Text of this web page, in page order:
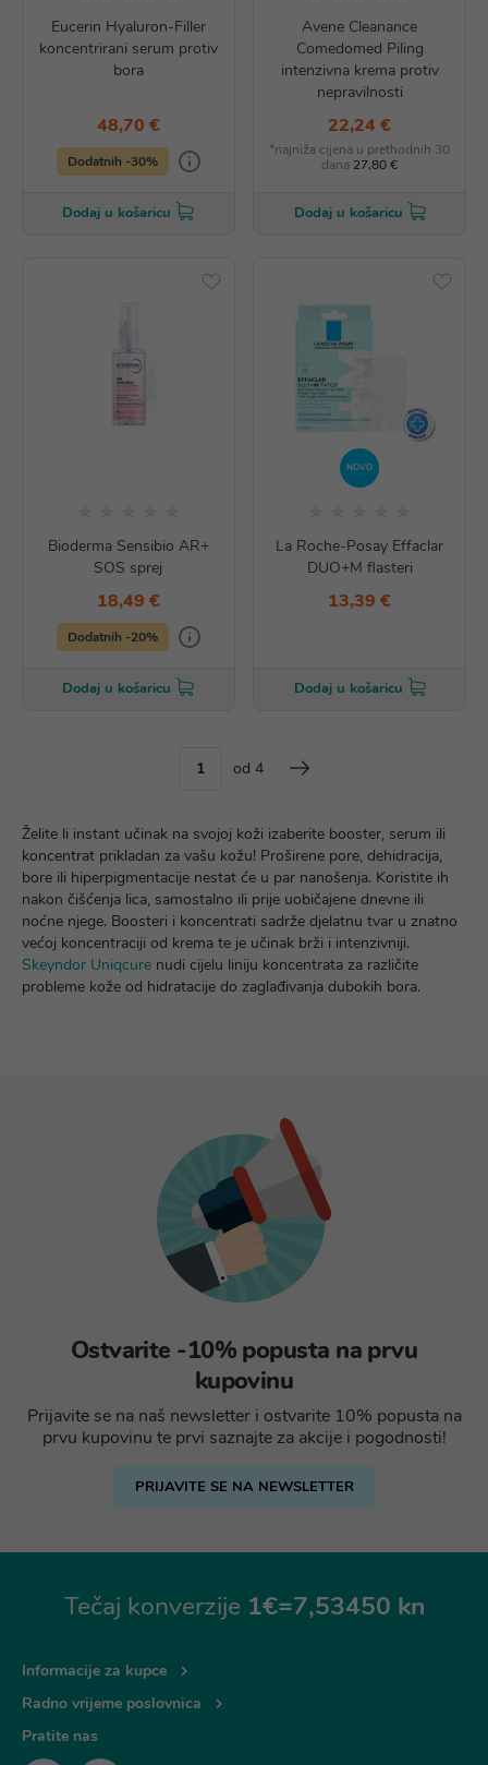
Eucerin Hyaluron-Filler
koncentrirani serum protiv
bora
48,70 €
Dodatnih -30%
Dodaj u košaricu
Avene Cleanance
Comedomed Piling
intenzivna krema protiv
nepravilnosti
22,24 €
*najniža cijena u prethodnih 30
dana 27,80 €
Dodaj u košaricu
Bioderma Sensibio AR+
SOS sprej
18,49 €
Dodatnih -20%
Dodaj u košaricu
NOVO
La Roche-Posay Effaclar
DUO+M flasteri
13,39 €
Dodaj u košaricu
od 4
Želite li instant učinak na svojoj koži izaberite booster, serum ili
koncentrat prikladan za vašu kožu! Proširene pore, dehidracija,
bore ili hiperpigmentacije nestat će u par nanošenja. Koristite ih
nakon čišćenja lica, samostalno ili prije uobičajene dnevne ili
noćne njege. Boosteri i koncentrati sadrže djelatnu tvar u znatno
većoj koncentraciji od krema te je učinak brži i intenzivniji.
Skeyndor Uniqcure nudi cijelu liniju koncentrata za različite
probleme kože od hidratacije do zaglađivanja dubokih bora.
Ostvarite -10% popusta na prvu
kupovinu
Prijavite se na naš newsletter i ostvarite 10% popusta na
prvu kupovinu te prvi saznajte za akcije i pogodnosti!
PRIJAVITE SE NA NEWSLETTER
Tečaj konverzije 1€=7,53450 kn
Informacije za kupce
Radno vrijeme poslovnica
Pratite nas